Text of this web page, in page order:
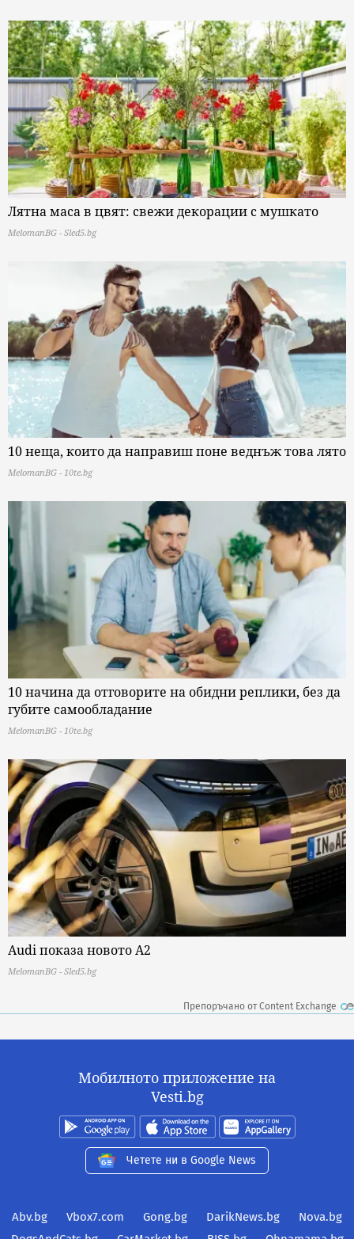
Лятна маса в цвят: свежи декорации с мушкато
MelomanBG - Sled5.bg
10 неща, които да направиш поне веднъж това лято
MelomanBG - 10te.bg
10 начина да отговорите на обидни реплики, без да
губите самообладание
MelomanBG - 10te.bg
Audi показа новото A2
MelomanBG - Sled5.bg
Препоръчано от Content Exchange
Мобилното приложение на
Vesti.bg
Четете ни в Google News
Abv.bg Vbox7.com Gong.bg DarikNews.bg
Nova.bg